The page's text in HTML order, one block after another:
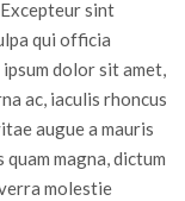
sint
qui officia
dolor sit amet,
ac, iaculis rhoncus
augue a mauris
magna, dictum
molestie